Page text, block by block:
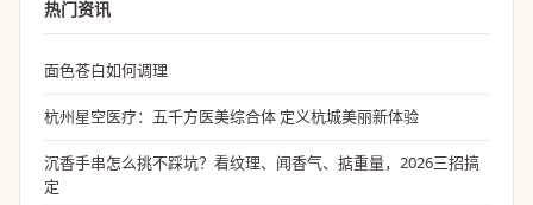
热门资讯
面色苍白如何调理
杭州星空医疗：五千方医美综合体 定义杭城美丽新体验
沉香手串怎么挑不踩坑？看纹理、闻香气、掂重量，2026三招搞
定